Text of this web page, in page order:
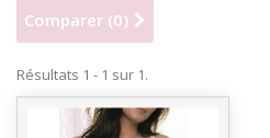
Comparer (0)
Résultats 1 - 1 sur 1.